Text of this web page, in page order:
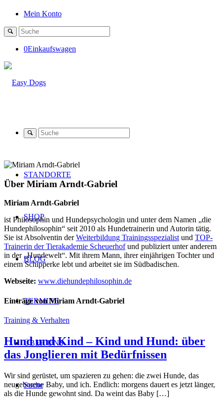
Mein Konto
0Einkaufswagen
STANDORTE
SHOP
BLOG
TERMINE
ÜBER UNS
Suche
Über Miriam Arndt-Gabriel
Miriam Arndt-Gabriel
ist Philosophin und Hundepsychologin und unter dem Namen „die
Hundephilosophin“ seit 2010 als Hundetrainerin und Autorin tätig.
Sie ist Absolventin derWeiterbildung Trainingsspezialistund TOP-
Trainerin der Tierakademie Scheuerhofund publiziert unter anderem
in der „Hundewelt“. Mit ihrem Mann, ihrer einjährigen Tochter und
einem Schipperke lebt und arbeitet sie im Südbadischen.
Webseite: www.diehundephilosophin.de
Einträge von Miriam Arndt-Gabriel
Training & Verhalten
Hund und Kind – Kind und Hund: über
das Jonglieren mit Bedürfnissen
Wir sind gerüstet, um spazieren zu gehen: die zwei Hunde, das
neugeborene Baby, und ich. Endlich: morgens dauert es jetzt länger,
als die Hunde gewohnt sind. Da weint das Baby […]